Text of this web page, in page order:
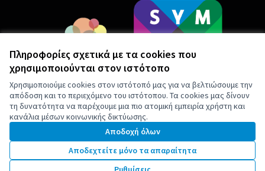
Πληροφορίες σχετικά με τα cookies που
χρησιμοποιούνται στον ιστότοπο
Χρησιμοποιούμε cookies στον ιστότοπό μας για να βελτιώσουμε την
απόδοση και το περιεχόμενο του ιστότοπου. Τα cookies μας δίνουν
τη δυνατότητα να παρέχουμε μια πιο ατομική εμπειρία χρήστη και
κανάλια μέσων κοινωνικής δικτύωσης.
Αποδοχή όλων
Αποδεχτείτε μόνο τα απαραίτητα
by